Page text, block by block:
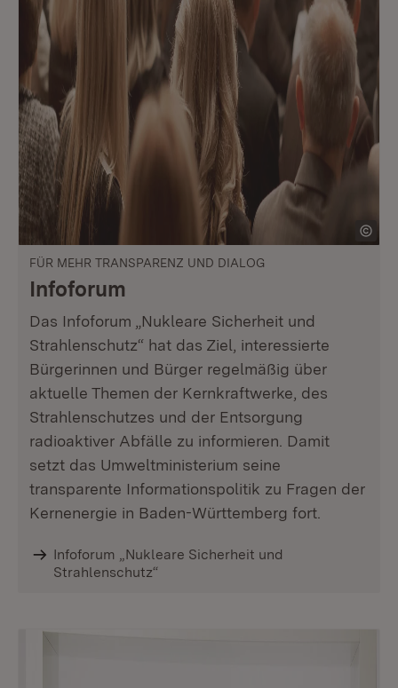
FÜR MEHR TRANSPARENZ UND DIALOG
Infoforum
Das Infoforum „Nukleare Sicherheit und
Strahlenschutz“ hat das Ziel, interessierte
Bürgerinnen und Bürger regelmäßig über
aktuelle Themen der Kernkraftwerke, des
Strahlenschutzes und der Entsorgung
radioaktiver Abfälle zu informieren. Damit
setzt das Umweltministerium seine
transparente Informationspolitik zu Fragen der
Kernenergie in Baden-Württemberg fort.
Infoforum „Nukleare Sicherheit und
Strahlenschutz“